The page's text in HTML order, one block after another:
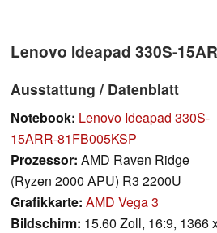
Lenovo Ideapad 330S-
Ausstattung / Datenblatt
Notebook: Lenovo Ideapad 330S-
15ARR-81FB005KSP
Prozessor: AMD Raven Ridge
(Ryzen 2000 APU) R3 2200U
Grafikkarte: AMD Vega 3
Bildschirm: 15.60 Zoll, 16:9, 1366